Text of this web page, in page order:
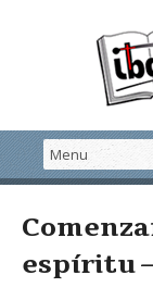
espíritu